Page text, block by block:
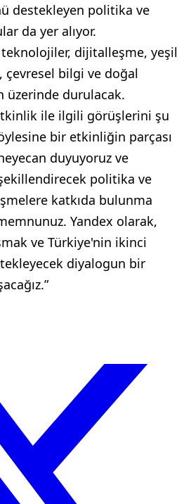
destekleyen politika ve
da yer alıyor.
dijitalleşme, yeşil
bilgi ve doğal
üzerinde durulacak.
ile ilgili görüşlerini şu
bir etkinliğin parçası
duyuyoruz ve
politika ve
katkıda bulunma
Yandex olarak,
ve Türkiye'nin ikinci
diyalogun bir